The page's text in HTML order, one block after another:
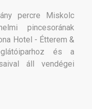
percre Miskolc
pincesorának
Hotel - Étterem &
és a
áll vendégei